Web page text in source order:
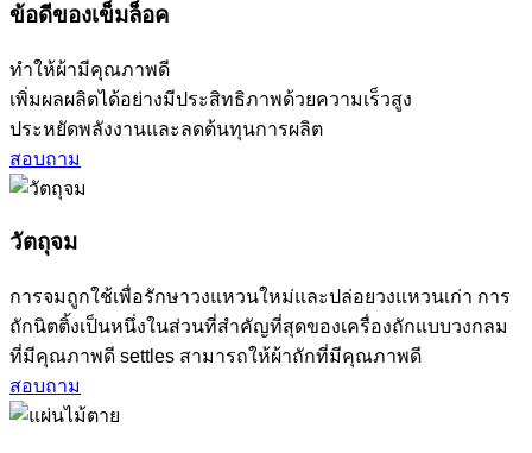
ข้อดีของเข็มล็อค
ทำให้ผ้ามีคุณภาพดี
เพิ่มผลผลิตได้อย่างมีประสิทธิภาพด้วยความเร็วสูง
ประหยัดพลังงานและลดต้นทุนการผลิต
สอบถาม
วัตถุจม
การจมถูกใช้เพื่อรักษาวงแหวนใหม่และปล่อยวงแหวนเก่า การ
ถักนิตติ้งเป็นหนึ่งในส่วนที่สำคัญที่สุดของเครื่องถักแบบวงกลม
ที่มีคุณภาพดี settles สามารถให้ผ้าถักที่มีคุณภาพดี
สอบถาม